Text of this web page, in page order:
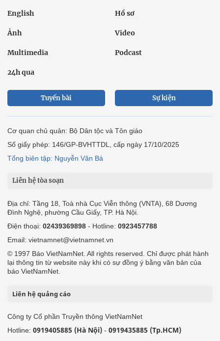
English Hồ sơ
Ảnh Video
Multimedia Podcast
24h qua
Tuyến bài Sự kiện
Cơ quan chủ quản: Bộ Dân tộc và Tôn giáo
Số giấy phép: 146/GP-BVHTTDL, cấp ngày 17/10/2025
Tổng biên tập: Nguyễn Văn Bá
Liên hệ tòa soạn
Địa chỉ: Tầng 18, Toà nhà Cục Viễn thông (VNTA), 68 Dương
Đình Nghệ, phường Cầu Giấy, TP. Hà Nội.
Điện thoại: 02439369898 - Hotline: 0923457788
Email: vietnamnet@vietnamnet.vn
© 1997 Báo VietNamNet. All rights reserved. Chỉ được phát hành
lại thông tin từ website này khi có sự đồng ý bằng văn bản của
báo VietNamNet.
Liên hệ quảng cáo
Công ty Cổ phần Truyền thông VietNamNet
Hotline: 0919405885 (Hà Nội) - 0919435885 (Tp.HCM)